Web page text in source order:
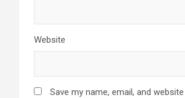
Website
Save my name, email, and